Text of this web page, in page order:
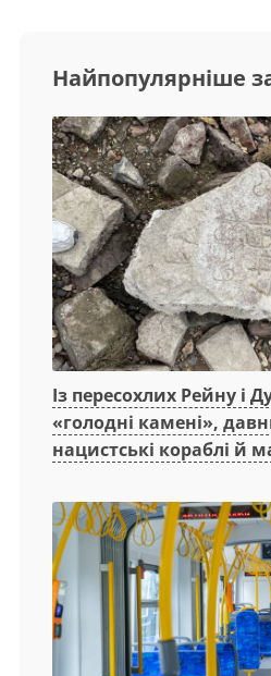
Найпопулярніше
Із пересохлих Рейну і
«голодні камені»,
нацистські кораблі й